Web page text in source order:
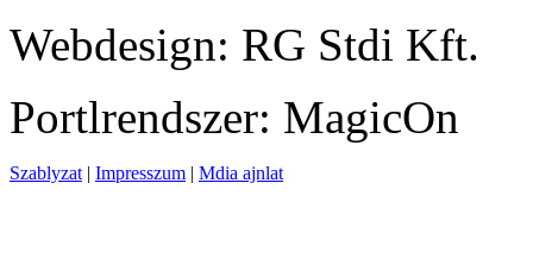
Webdesign: RG Stdi Kft.
Portlrendszer: MagicOn
Szablyzat | Impresszum | Mdia ajnlat